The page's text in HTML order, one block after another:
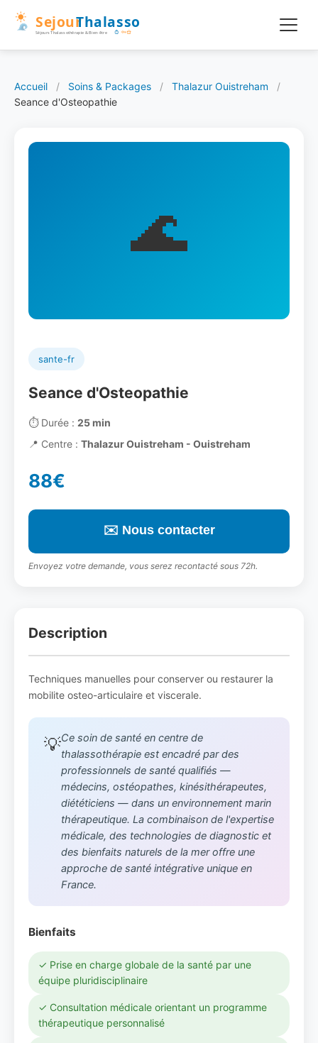
Accueil / Soins & Packages / Thalazur Ouistreham
/
Seance d'Osteopathie
🌊
sante-fr
Seance d'Osteopathie
⏱️Durée : 25 min
📍 Centre : Thalazur Ouistreham - Ouistreham
88€
✉️ Nous contacter
Envoyez votre demande, vous serez recontacté sous 72h.
Description
Techniques manuelles pour conserver ou restaurer la
mobilite osteo-articulaire et viscerale.
💡Ce soin de santé en centre de
thalassothérapie est encadré par des
professionnels de santé qualifiés —
médecins, ostéopathes, kinésithérapeutes,
diététiciens — dans un environnement marin
thérapeutique. La combinaison de l'expertise
médicale, des technologies de diagnostic et
des bienfaits naturels de la mer offre une
approche de santé intégrative unique en
France.
Bienfaits
✓ Prise en charge globale de la santé par une
équipe pluridisciplinaire
✓ Consultation médicale orientant un programme
thérapeutique personnalisé